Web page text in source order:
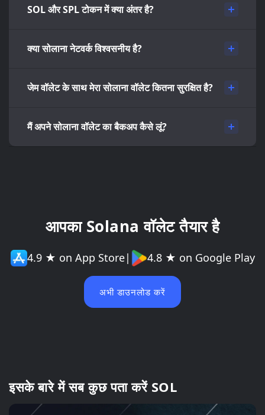
SOL और SPL टोकन में क्या अंतर है?
क्या सोलाना नेटवर्क विश्वसनीय है?
जेम वॉलेट के साथ मेरा सोलाना वॉलेट कितना सुरक्षित है?
मैं अपने सोलाना वॉलेट का बैकअप कैसे लूं?
आपका Solana वॉलेट तैयार है
4.9 ★ on App Store| 4.8 ★ on Google Play
अभी डाउनलोड करें
इसके बारे में सब कुछ पता करें SOL